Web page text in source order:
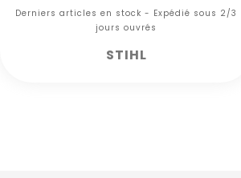
Derniers articles en stock - Expédié sous 2/3
jours ouvrés
STIHL